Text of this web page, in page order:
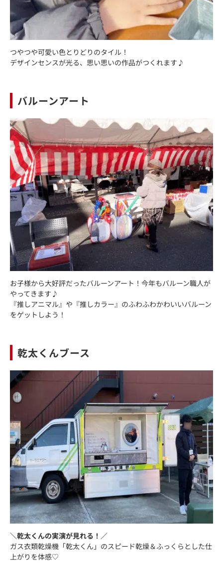
つやつや可愛い色とりどりのタイル！
デザインセンスが光る、思い思いの作品がつくれます♪
バルーンアート
お子様から大好評だったバルーンアート！今年もバルーン職人が
やってきます♪
『推しアニマル』や『推しカラー』のふわふわかわいいバルーン
をゲットしよう！
乾太くんブース
＼乾太くんの実演が見れる！／
ガス衣類乾燥機「乾太くん」のスピード乾燥＆ふっくらとした仕
上がりを体感♡